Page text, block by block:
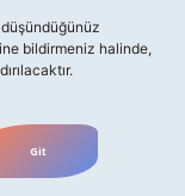
bildirmeniz halinde,